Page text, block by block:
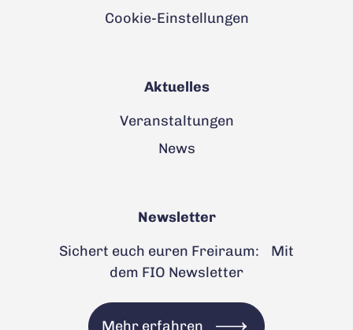
Cookie-Einstellungen
Aktuelles
Veranstaltungen
News
Newsletter
Sichert euch euren Freiraum: Mit
dem FIO Newsletter
Mehr erfahren